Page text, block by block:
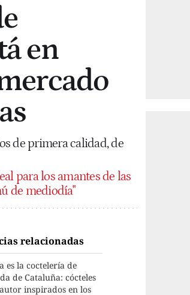
en
de primera calidad, de
para los amantes de las
de mediodía"
relacionadas
es la coctelería de
de Cataluña: cócteles
inspirados en los